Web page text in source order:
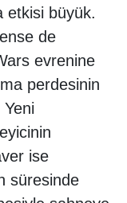
etkisi büyük.
de
evrenine
perdesinin
ise
süresinde